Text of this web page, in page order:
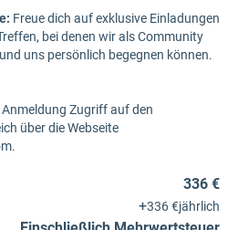
Freue dich auf exklusive Einladungen
bei denen wir als Community
uns persönlich begegnen können.
Zugriff auf den
über die Webseite
336 €
+336 €jährlich